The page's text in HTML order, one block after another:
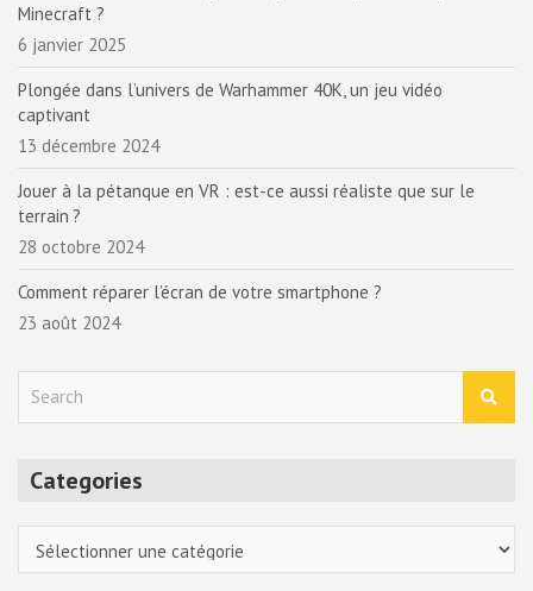
Minecraft ?
6 janvier 2025
Plongée dans l’univers de Warhammer 40K, un jeu vidéo
captivant
13 décembre 2024
Jouer à la pétanque en VR : est-ce aussi réaliste que sur le
terrain ?
28 octobre 2024
Comment réparer l’écran de votre smartphone ?
23 août 2024
Categories